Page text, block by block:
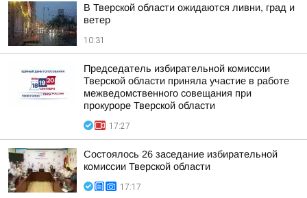
В Тверской области ожидаются ливни, град и
ветер
10:31
Председатель избирательной комиссии
Тверской области приняла участие в работе
межведомственного совещания при
прокуроре Тверской области
17:27
Состоялось 26 заседание избирательной
комиссии Тверской области
17:17